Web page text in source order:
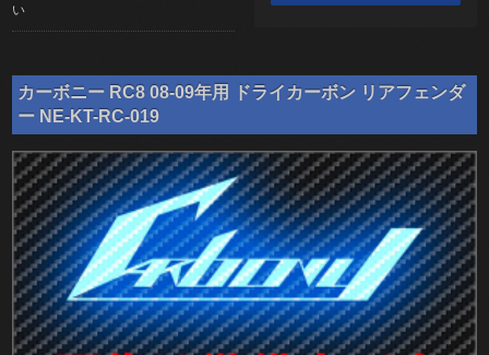
い
カーボニー RC8 08-09年用 ドライカーボン リアフェンダ
ー NE-KT-RC-019